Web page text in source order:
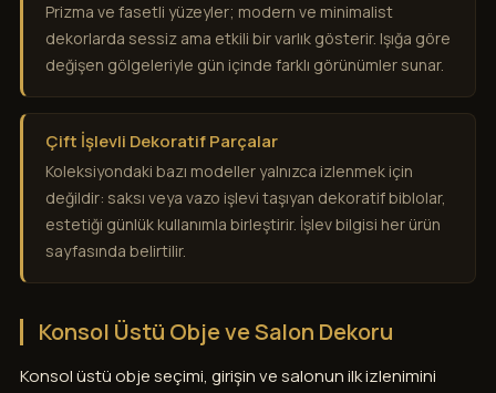
Prizma ve fasetli yüzeyler; modern ve minimalist
dekorlarda sessiz ama etkili bir varlık gösterir. Işığa göre
değişen gölgeleriyle gün içinde farklı görünümler sunar.
Çift İşlevli Dekoratif Parçalar
Koleksiyondaki bazı modeller yalnızca izlenmek için
değildir: saksı veya vazo işlevi taşıyan dekoratif biblolar,
estetiği günlük kullanımla birleştirir. İşlev bilgisi her ürün
sayfasında belirtilir.
Konsol Üstü Obje ve Salon Dekoru
Konsol üstü obje seçimi, girişin ve salonun ilk izlenimini